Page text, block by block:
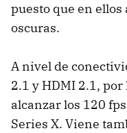
puesto que en
oscuras.
A nivel de
2.1 y HDMI 2.1,
alcanzar los 120
Series X. Viene